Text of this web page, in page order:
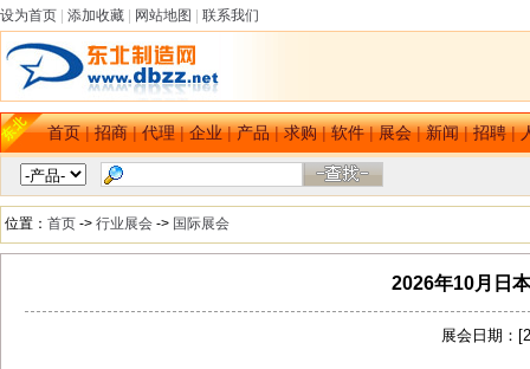
设为首页 添加收藏 网站地图 联系我们
首页|招商|代理|企业|产品|求购|软件|展会|新闻|招聘|
位置： 首页 -> 行业展会 -> 国际展会
2026年10月日
展会日期：